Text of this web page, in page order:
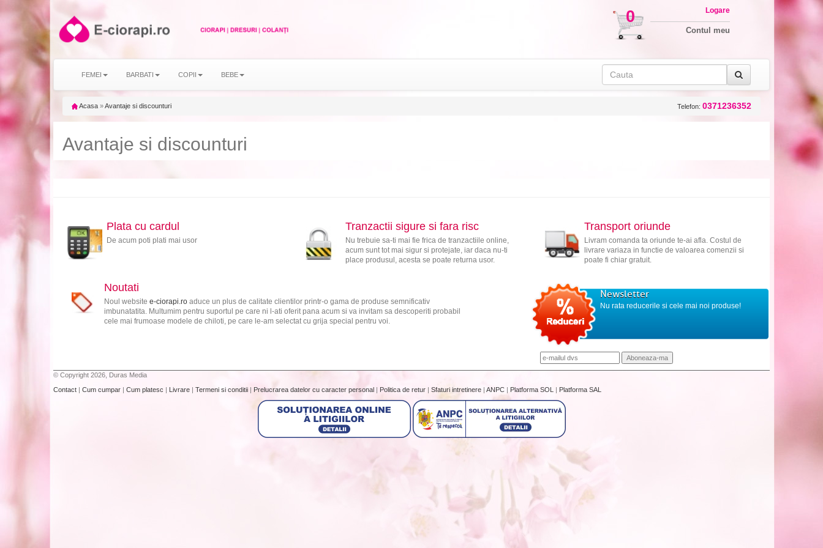
0 Logare
Contul meu
FEMEI BARBATI COPII BEBE
Acasa »Avantaje si discounturi Telefon: 0371236352
Avantaje si discounturi
Plata cu cardul
De acum poti plati mai usor
Tranzactii sigure si fara risc
Nu trebuie sa-ti mai fie frica de tranzactiile online,
acum sunt tot mai sigur si protejate, iar daca nu-ti
place produsul, acesta se poate returna usor.
Transport oriunde
Livram comanda ta oriunde te-ai afla. Costul de
livrare variaza in functie de valoarea comenzii si
poate fi chiar gratuit.
Noutati
Noul website e-ciorapi.roaduce un plus de calitate clientilor printr-o gama de produse semnificativ
imbunatatita. Multumim pentru suportul pe care ni l-ati oferit pana acum si va invitam sa descoperiti probabil
cele mai frumoase modele de chiloti, pe care le-am selectat cu grija special pentru voi.
Newsletter
Nu rata reducerile si cele mai noi produse!
© Copyright 2026, Duras Media
Contact | Cum cumpar | Cum platesc | Livrare | Termeni si conditii | Prelucrarea datelor cu caracter personal | Politica de retur | Sfaturi intretinere | ANPC | Platforma SOL | Platforma SAL